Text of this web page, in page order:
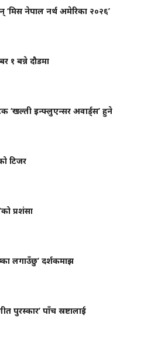
‘मिस नेपाल नर्थ अमेरिका २०२६’
१ बन्ने दौडमा
‘खल्ती इन्फ्लुएन्सर अवार्ड्स’ हुने
टिजर
प्रशंसा
लगाउँछु’ दर्शकमाझ
पुरस्कार’ पाँच स्रष्टालाई